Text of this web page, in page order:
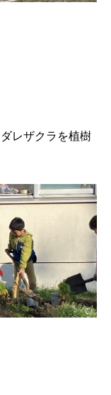
レザクラを植樹